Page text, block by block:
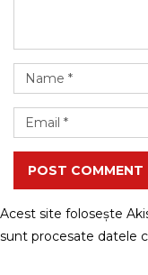
POST COMMENT
Acest site folosește
sunt procesate datele